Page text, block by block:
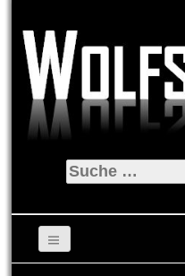
Suche
nach: